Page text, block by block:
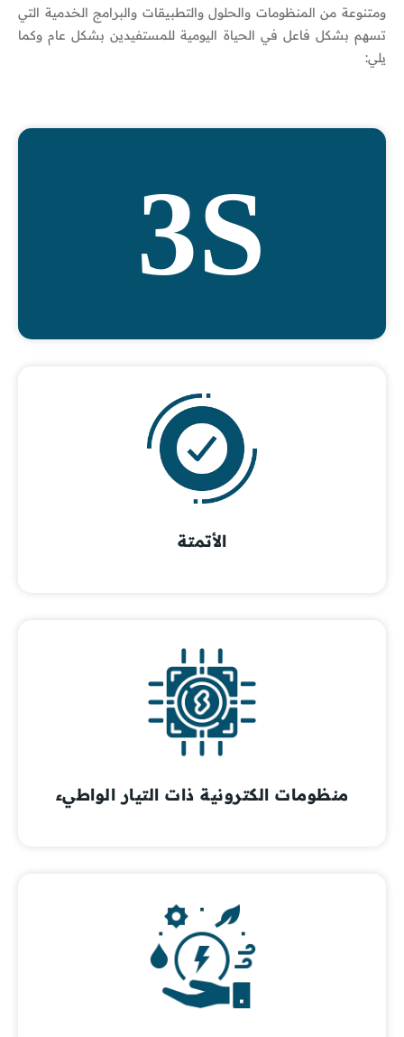
ومتنوعة من المنظومات والحلول والتطبيقات والبرامج الخدمية التي
تسهم بشكل فاعل في الحياة اليومية للمستفيدين بشكل عام وكما
يلي:
3S
الأتمتة
منظومات الكترونية ذات التيار الواطيء